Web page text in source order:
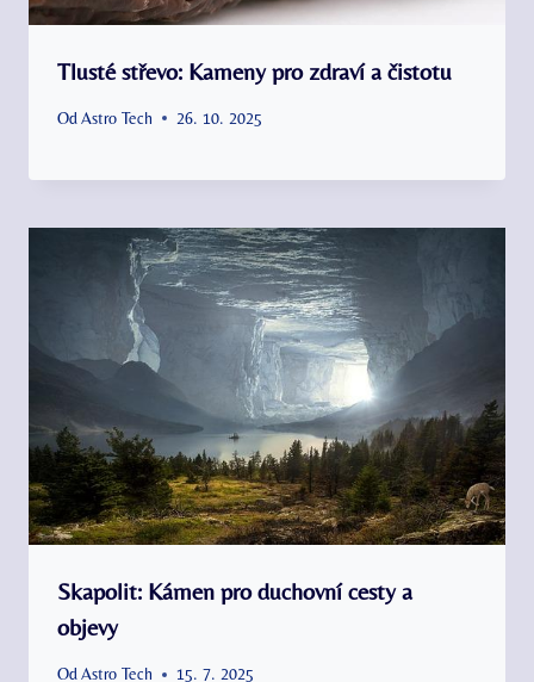
Tlusté střevo: Kameny pro zdraví a čistotu
Od Astro Tech 26. 10. 2025
Skapolit: Kámen pro duchovní cesty a
objevy
Od Astro Tech 15. 7. 2025